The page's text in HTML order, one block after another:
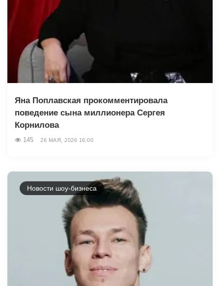
Яна Поплавская прокомментировала
поведение сына миллионера Сергея
Корнилова
145 26 МАЯ, 2026 16:00
Новости шоу-бизнеса